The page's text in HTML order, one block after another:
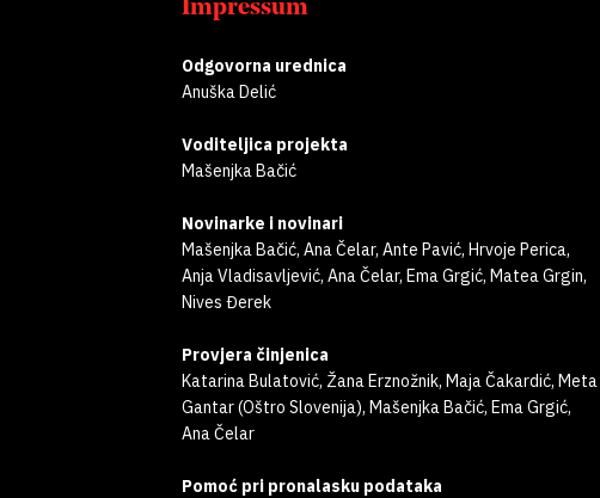
Impressum
Odgovorna urednica
Anuška Delić
Voditeljica projekta
Mašenjka Bačić
Novinarke i novinari
Mašenjka Bačić, Ana Čelar, Ante Pavić, Hrvoje Perica,
Anja Vladisavljević, Ana Čelar, Ema Grgić, Matea Grgin,
Nives Đerek
Provjera činjenica
Katarina Bulatović, Žana Erznožnik, Maja Čakardić, Meta
Gantar (Oštro Slovenija), Mašenjka Bačić, Ema Grgić,
Ana Čelar
Pomoć pri pronalasku podataka